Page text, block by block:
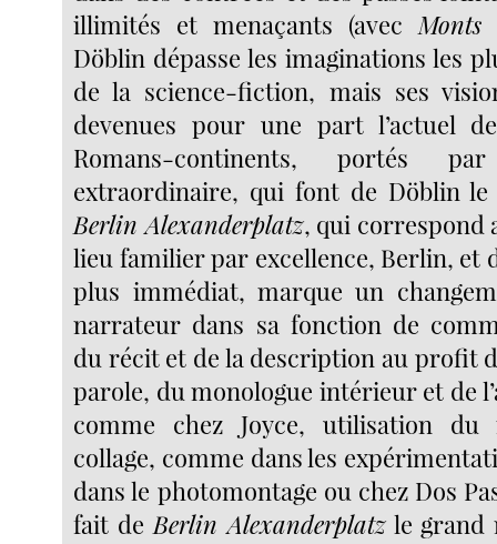
illimités et menaçants (avec Monts
Döblin dépasse les imaginations les
de la science-fiction, mais ses
devenues pour une part l’actuel
Romans-continents, portés
extraordinaire, qui font de Döblin le
Berlin Alexanderplatz, qui correspond
lieu familier par excellence, Berlin, et
plus immédiat, marque un
narrateur dans sa fonction de
du récit et de la description au profit
parole, du monologue intérieur et de
comme chez Joyce, utilisation
collage, comme dans les
dans le photomontage ou chez Dos
fait de Berlin Alexanderplatzle grand